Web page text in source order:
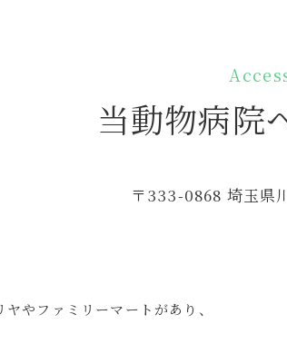
当動物病院
〒333-0868 埼玉県
やファミリーマートがあり、